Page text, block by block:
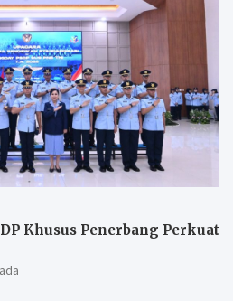
Khusus Penerbang Perkuat